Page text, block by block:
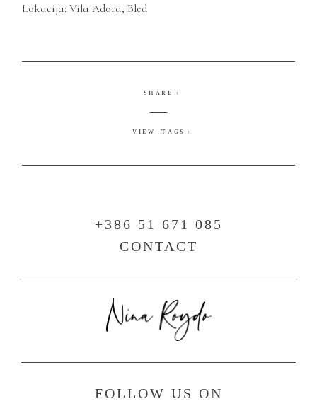
Lokacija: Vila Adora, Bled
SHARE
VIEW TAGS
+386 51 671 085
CONTACT
FOLLOW US ON